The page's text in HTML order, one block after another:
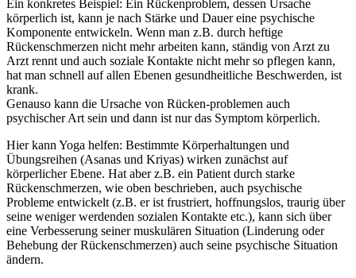
Ein konkretes Beispiel: Ein Rückenproblem, dessen Ursache
körperlich ist, kann je nach Stärke und Dauer eine psychische
Komponente entwickeln. Wenn man z.B. durch heftige
Rückenschmerzen nicht mehr arbeiten kann, ständig von Arzt zu
Arzt rennt und auch soziale Kontakte nicht mehr so pflegen kann,
hat man schnell auf allen Ebenen gesundheitliche Beschwerden, ist
krank.
Genauso kann die Ursache von Rücken-problemen auch
psychischer Art sein und dann ist nur das Symptom körperlich.
Hier kann Yoga helfen: Bestimmte Körperhaltungen und
Übungsreihen (Asanas und Kriyas) wirken zunächst auf
körperlicher Ebene. Hat aber z.B. ein Patient durch starke
Rückenschmerzen, wie oben beschrieben, auch psychische
Probleme entwickelt (z.B. er ist frustriert, hoffnungslos, traurig über
seine weniger werdenden sozialen Kontakte etc.), kann sich über
eine Verbesserung seiner muskulären Situation (Linderung oder
Behebung der Rückenschmerzen) auch seine psychische Situation
ändern.